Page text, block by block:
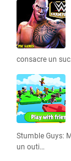
consacre un
Stumble Guys:
un outi…